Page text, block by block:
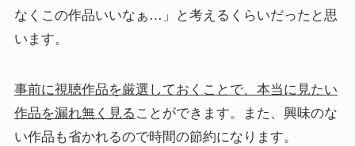
なくこの作品いいなぁ…」と考えるくらいだったと思
います。
事前に視聴作品を厳選しておくことで、本当に見たい
作品を漏れ無く見る ことができます。また、興味のな
い作品も省かれるので時間の節約になります。